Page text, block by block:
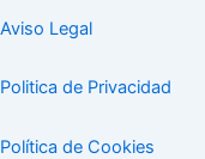
Aviso Legal
Politica de Privacidad
Política de Cookies